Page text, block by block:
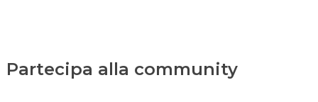
Partecipa alla community